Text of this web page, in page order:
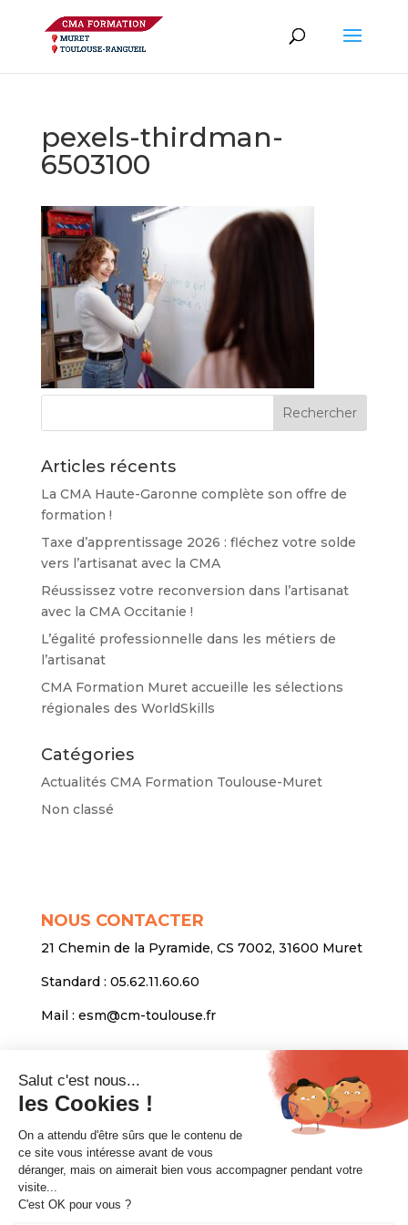
pexels-thirdman-
6503100
Articles récents
La CMA Haute-Garonne complète son offre de
formation !
Taxe d’apprentissage 2026 : fléchez votre solde
vers l’artisanat avec la CMA
Réussissez votre reconversion dans l’artisanat
avec la CMA Occitanie !
L’égalité professionnelle dans les métiers de
l’artisanat
CMA Formation Muret accueille les sélections
régionales des WorldSkills
Catégories
Actualités CMA Formation Toulouse-Muret
Non classé
NOUS CONTACTER
21 Chemin de la Pyramide, CS 7002, 31600 Muret
Standard : 05.62.11.60.60
Mail : esm@cm-toulouse.fr
INFORMATIONS
Mentions légales
Protection des données personnelles
Venir nous voir